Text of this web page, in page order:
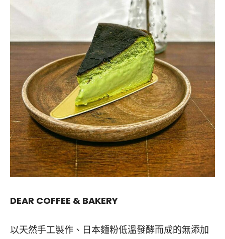
DEAR COFFEE & BAKERY
以天然手工製作、日本麵粉低溫發酵而成的無添加